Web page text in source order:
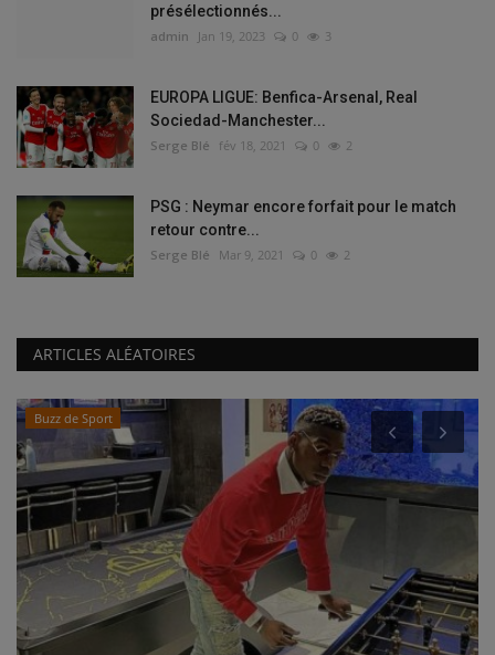
présélectionnés...
admin Jan 19, 2023 0 3
EUROPA LIGUE: Benfica-Arsenal, Real
Sociedad-Manchester...
Serge Blé fév 18, 2021 0 2
PSG : Neymar encore forfait pour le match
retour contre...
Serge Blé Mar 9, 2021 0 2
ARTICLES ALÉATOIRES
Buzz de Sport